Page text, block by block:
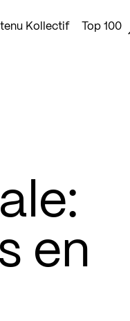
Kollectif Top 100
en